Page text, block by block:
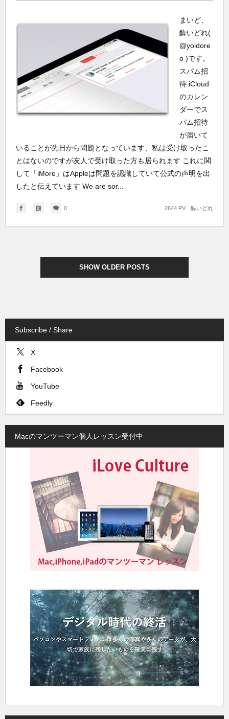
まいど、
酔いどれ(
@yoidore
o )です。
スパム招
待 iCloud
のカレン
ダーでス
パム招待
が届いて
いることが先日から問題となっています、私は受け取ったこ
とはないのですが友人で受け取った方も居られます これに関
して「iMore」はAppleは問題を認識していて公式の声明を出
したと伝えています We are sor...
0 酔いどれ
2644 PV
SHOW OLDER POSTS
Subscribe / Share
X
Facebook
YouTube
Feedly
Macのマンツーマン個人レッスン受付中